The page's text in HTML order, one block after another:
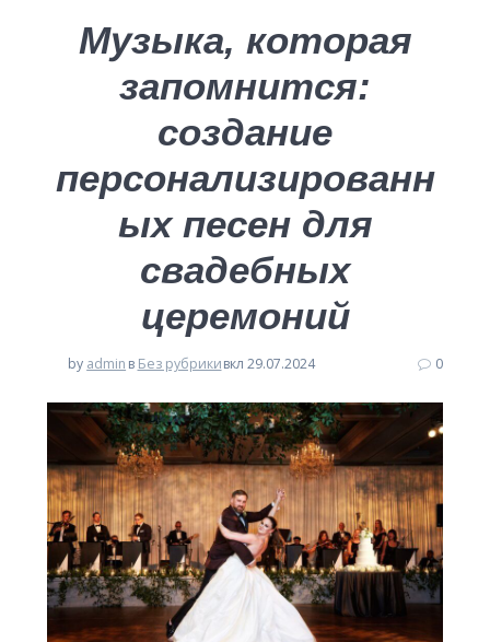
Музыка, которая
запомнится:
создание
персонализированн
ых песен для
свадебных
церемоний
by admin в Без рубрикивкл 29.07.2024 0